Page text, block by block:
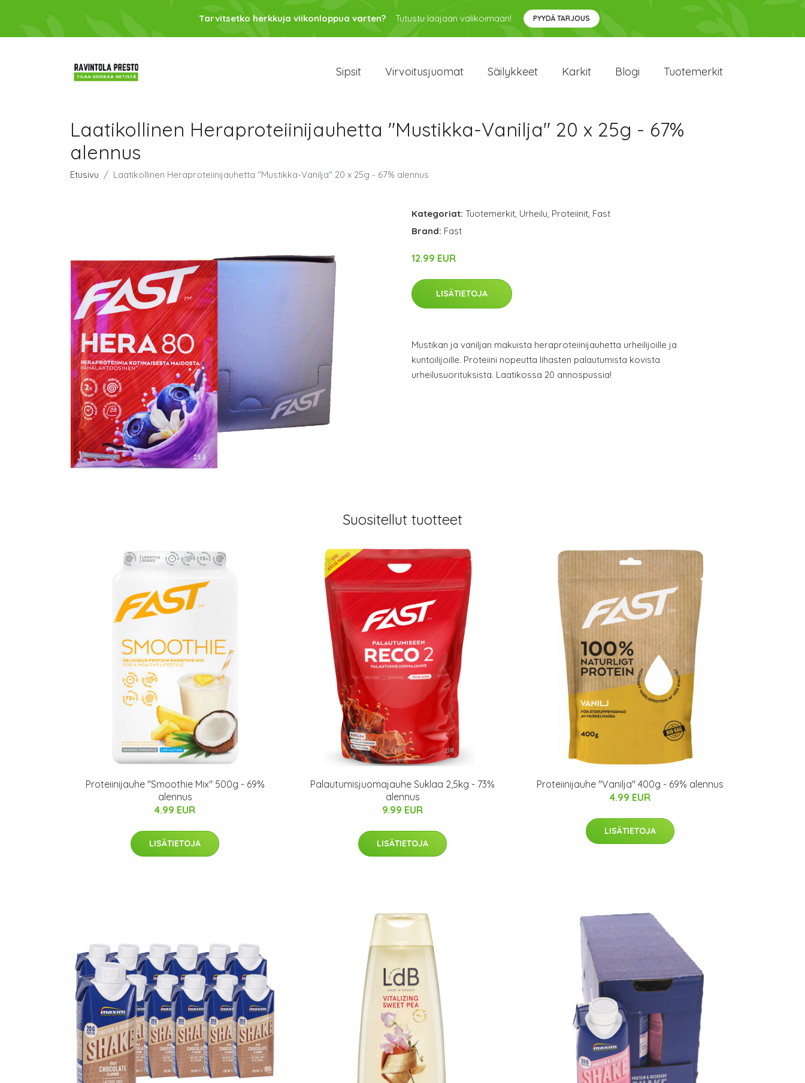
Tarvitsetko herkkuja viikonloppua varten? Tutustu laajaan valikoimaan! PYYDÄ TARJOUS
Sipsit Virvoitusjuomat Säilykkeet Karkit Blogi Tuotemerkit
Laatikollinen Heraproteiinijauhetta "Mustikka-Vanilja" 20 x 25g - 67%
alennus
Etusivu Laatikollinen Heraproteiinijauhetta "Mustikka-Vanilja" 20 x 25g - 67% alennus
Kategoriat: Tuotemerkit, Urheilu, Proteiinit, Fast
Brand: Fast
12.99 EUR
LISÄTIETOJA
Mustikan ja vaniljan makuista heraproteiinijauhetta urheilijoille ja
kuntoilijoille. Proteiini nopeutta lihasten palautumista kovista
urheilusuorituksista. Laatikossa 20 annospussia!
Suositellut tuotteet
Proteiinijauhe "Smoothie Mix" 500g - 69%
alennus
4.99 EUR
LISÄTIETOJA
Palautumisjuomajauhe Suklaa 2,5kg - 73%
alennus
9.99 EUR
LISÄTIETOJA
Proteiinijauhe "Vanilja" 400g - 69% alennus
4.99 EUR
LISÄTIETOJA